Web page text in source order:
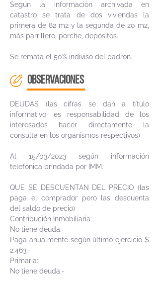
Según la información archivada en
catastro se trata de dos viviendas la
primera de 82 m2 y la segunda de 20 m2,
más parrillero, porche, depósitos.
Se remata el 50% indiviso del padrón.
OBSERVACIONES
DEUDAS (las cifras se dan a título
informativo, es responsabilidad de los
interesados hacer directamente la
consulta en los organismos respectivos)
Al 15/03/2023 según información
telefónica brindada por IMM.
QUE SE DESCUENTAN DEL PRECIO (las
paga el comprador pero las descuenta
del saldo de precio)
Contribución Inmobiliaria:
No tiene deuda.-
Paga anualmente según último ejercicio $
2.463.-
Primaria:
No tiene deuda.-